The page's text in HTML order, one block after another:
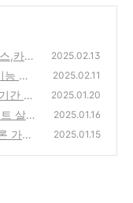
,카카
2025.02.13
2025.02.11
간 혜
2025.01.20
살만
2025.01.16
가격
2025.01.15